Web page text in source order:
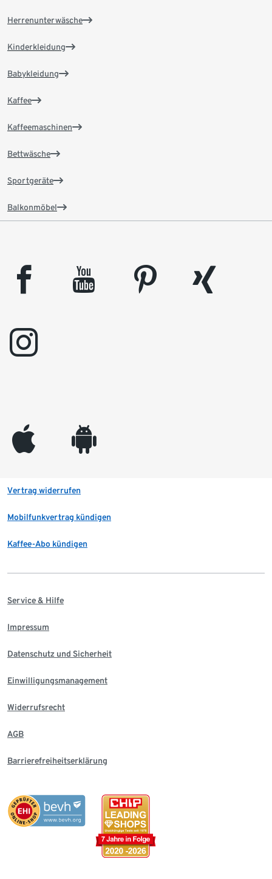
Herrenunterwäsche
Kinderkleidung
Babykleidung
Kaffee
Kaffeemaschinen
Bettwäsche
Sportgeräte
Balkonmöbel
facebook youtube pinterest
xing
instagram
appleinc android
Vertrag widerrufen
Mobilfunkvertrag kündigen
Kaffee-Abo kündigen
Service & Hilfe
Impressum
Datenschutz und Sicherheit
Einwilligungsmanagement
Widerrufsrecht
AGB
Barrierefreiheitserklärung